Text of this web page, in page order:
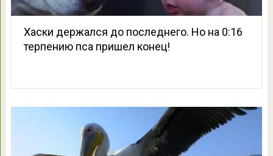
Хаски держался до последнего. Но на 0:16
терпению пса пришел конец!